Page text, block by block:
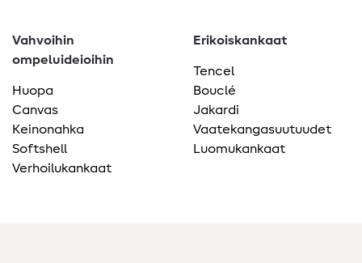
Vahvoihin
ompeluideioihin
Huopa
Canvas
Keinonahka
Softshell
Verhoilukankaat
Erikoiskankaat
Tencel
Bouclé
Jakardi
Vaatekangasuutuudet
Luomukankaat